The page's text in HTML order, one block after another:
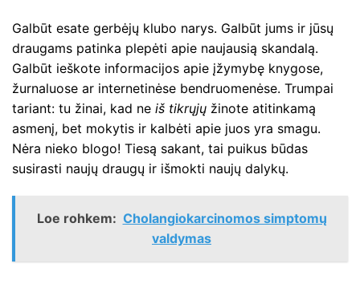
Galbūt esate gerbėjų klubo narys. Galbūt jums ir jūsų
draugams patinka plepėti apie naujausią skandalą.
Galbūt ieškote informacijos apie įžymybę knygose,
žurnaluose ar internetinėse bendruomenėse. Trumpai
tariant: tu žinai, kad ne iš tikrųjų žinote atitinkamą
asmenį, bet mokytis ir kalbėti apie juos yra smagu.
Nėra nieko blogo! Tiesą sakant, tai puikus būdas
susirasti naujų draugų ir išmokti naujų dalykų.
Loe rohkem: Cholangiokarcinomos simptomų
valdymas